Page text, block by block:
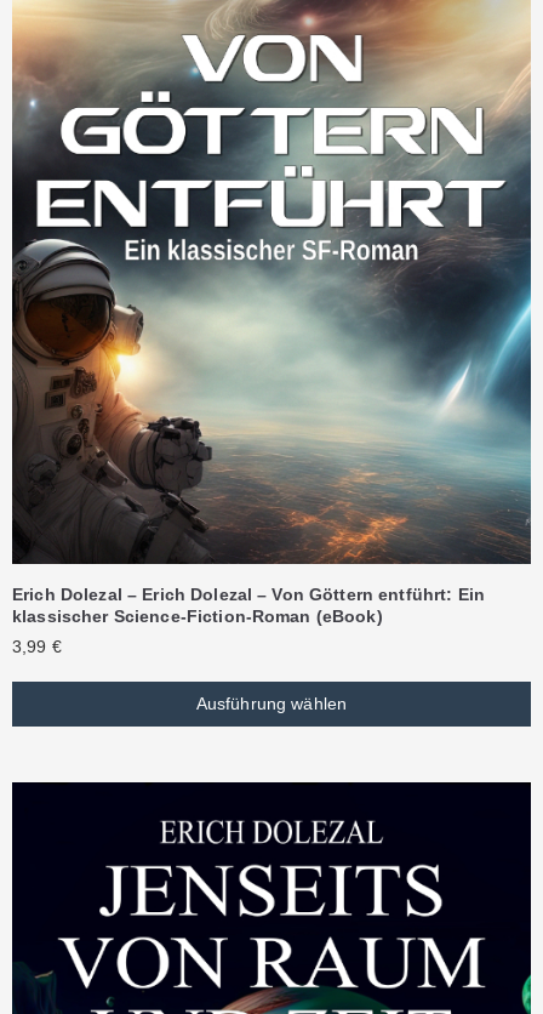
Erich Dolezal – Erich Dolezal – Von Göttern entführt: Ein
klassischer Science-Fiction-Roman (eBook)
3,99 €
Ausführung wählen